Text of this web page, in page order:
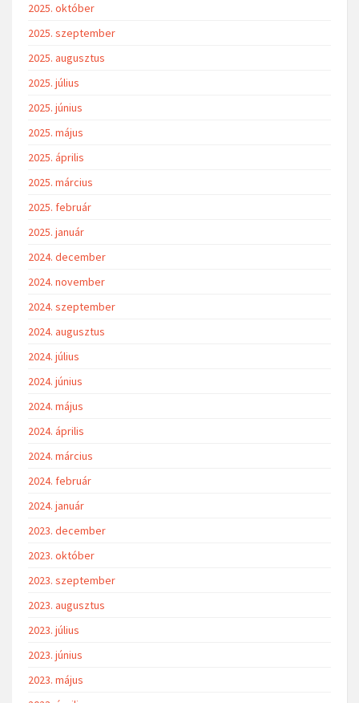
2025. október
2025. szeptember
2025. augusztus
2025. július
2025. június
2025. május
2025. április
2025. március
2025. február
2025. január
2024. december
2024. november
2024. szeptember
2024. augusztus
2024. július
2024. június
2024. május
2024. április
2024. március
2024. február
2024. január
2023. december
2023. október
2023. szeptember
2023. augusztus
2023. július
2023. június
2023. május